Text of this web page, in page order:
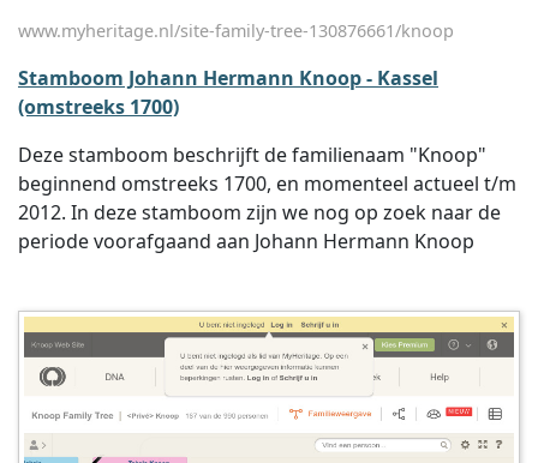
www.myheritage.nl/site-family-tree-130876661/knoop
Stamboom Johann Hermann Knoop - Kassel
(omstreeks 1700)
Deze stamboom beschrijft de familienaam "Knoop"
beginnend omstreeks 1700, en momenteel actueel t/m
2012. In deze stamboom zijn we nog op zoek naar de
periode voorafgaand aan Johann Hermann Knoop